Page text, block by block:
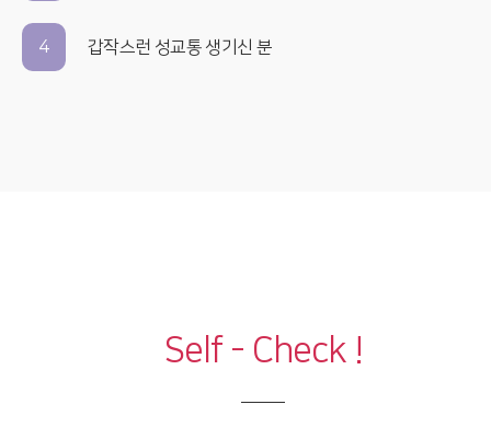
4 갑작스런 성교통 생기신 분
Self - Check !